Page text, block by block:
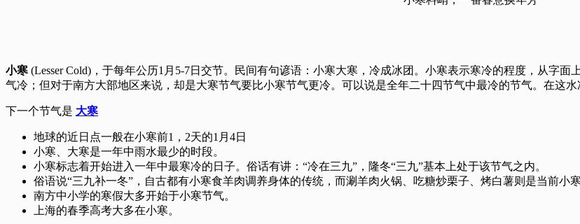
小寒 (Lesser Cold)，于每年公历1月5-7日交节。民间有句谚语：小寒大寒，冷成冰团。小寒表示寒冷的程度，从字
气冷；但对于南方大部地区来说，却是大寒节气要比小寒节气更冷。可以说是全年二十四节气中最冷的节气。在这
下一个节气是 大寒
地球的近日点一般在小寒前1，2天的1月4日
小寒、大寒是一年中雨水最少的时段。
小寒标志着开始进入一年中最寒冷的日子。俗话有讲：“冷在三九”，隆冬“三九”基本上处于该节气之内。
俗语说“三九补一冬”，自古都有小寒食羊肉调养身体的传统，而涮羊肉火锅、吃糖炒栗子、烤白薯则是当前小寒
南方中小学的寒假大多开始于小寒节气。
上海的春季高考大多在小寒。